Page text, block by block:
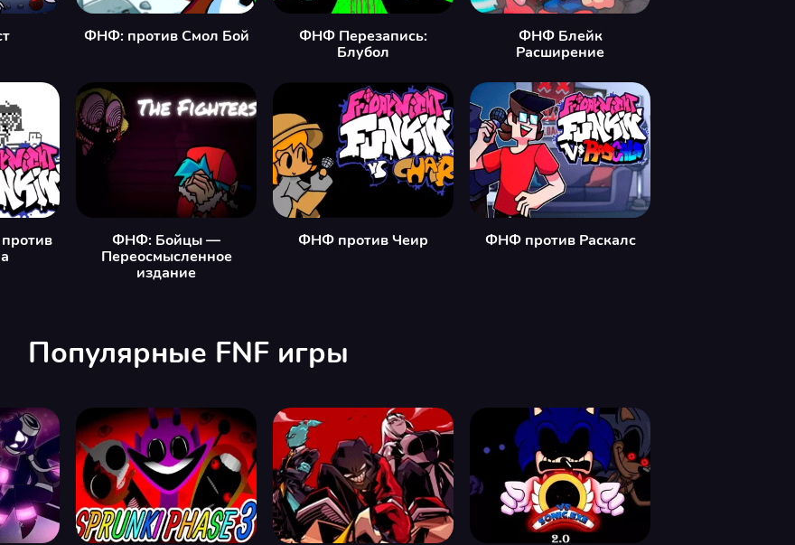
ФНФ: против Смол Бой
ФНФ Перезапись:
Блубол
ФНФ Блейк
Расширение
ФНФ: Бойцы —
Переосмысленное
издание
ФНФ против Чеир ФНФ против Раскалс
Популярные FNF игры